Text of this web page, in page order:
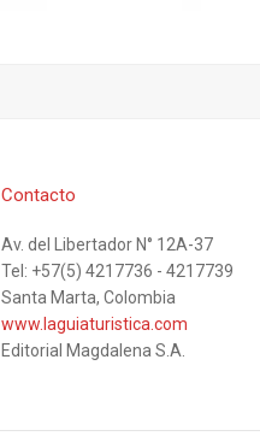
Contacto
Av. del Libertador N° 12A-37
Tel: +57(5) 4217736 - 4217739
Santa Marta, Colombia
www.laguiaturistica.com
Editorial Magdalena S.A.